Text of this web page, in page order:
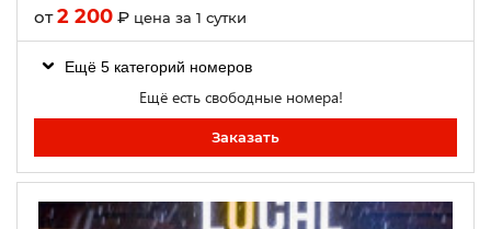
от2 200 ₽ цена за 1 сутки
Ещё 5 категорий номеров
Ещё есть свободные номера!
Заказать